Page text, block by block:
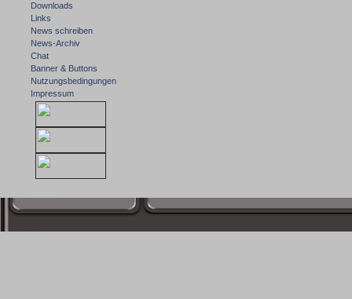
Downloads
Links
News schreiben
News-Archiv
Chat
Banner & Buttons
Nutzungsbedingungen
Impressum